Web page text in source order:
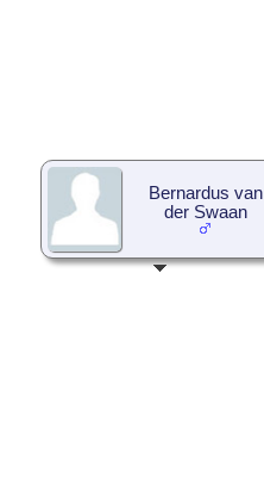
Bernardus van
der Swaan